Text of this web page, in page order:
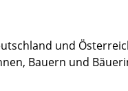
und
Bauern und